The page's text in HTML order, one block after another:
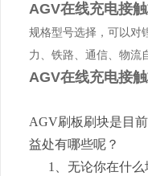
AGV在线充电接
规格型号选择，可以对
力、铁路、通信、物流
AGV在线充电接
AGV刷板刷块是目
益处有哪些呢？
1、无论你在什么